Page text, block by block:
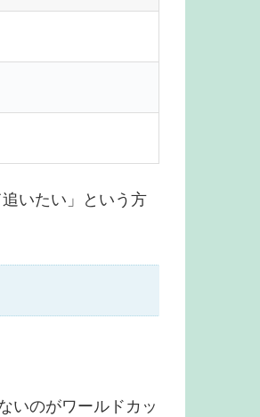
いたい」という方
いのがワールドカッ